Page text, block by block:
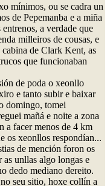
mínimos, ou se cadra un
de Pepemanba e a miña
a verdade que
milleiros de cousas, e
cabina de Clark Kent, as
que funcionaban
de poda o xeonllo
e tanto subir e baixar
domingo, tomei
mañá e noite a zona
a facer menos de 4 km
os xeonllos respondían...
de mención foron os
unllas algo longas e
dedo mediano dereito.
seu sitio, hoxe collín a